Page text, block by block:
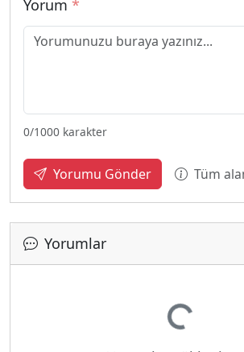
Yorum *
0/1000 karakter
Yorumu Gönder Tüm
Yorumlar Yükleniyor...